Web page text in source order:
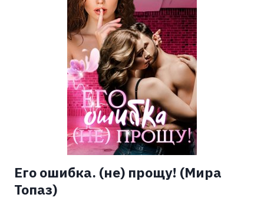
Его ошибка. (не) прощу! (Мира
Топаз)